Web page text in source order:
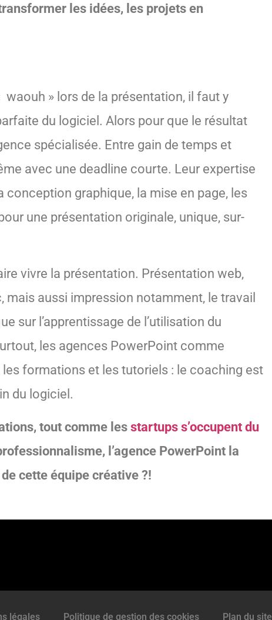
les idées, les projets en
» lors de la présentation, il faut y
du logiciel. Alors pour que le résultat
spécialisée. Entre gain de temps et
avec une deadline courte. Leur expertise
graphique, la mise en page, les
une présentation originale, unique, sur-
vivre la présentation. Présentation web,
aussi impression notamment, le travail
sur l’apprentissage de l’utilisation du
les agences PowerPoint comme
formations et les tutoriels : le coaching est
du logiciel.
tout comme les startups s’occupent du
l’agence PowerPoint la
cette équipe créative ?!
légales Politique de gestion des cookies Plan du site